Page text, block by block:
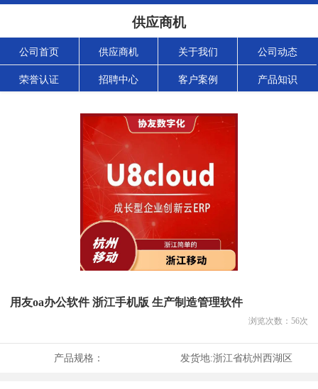
供应商机
公司首页 供应商机 关于我们 公司动态
荣誉认证 招聘中心 客户案例 产品知识
用友oa办公软件 浙江手机版 生产制造管理软件
浏览次数： 56次
产品规格： 发货地:浙江省杭州西湖区